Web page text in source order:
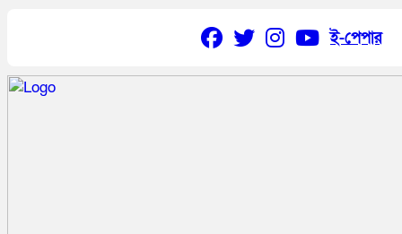
ই-পেপার